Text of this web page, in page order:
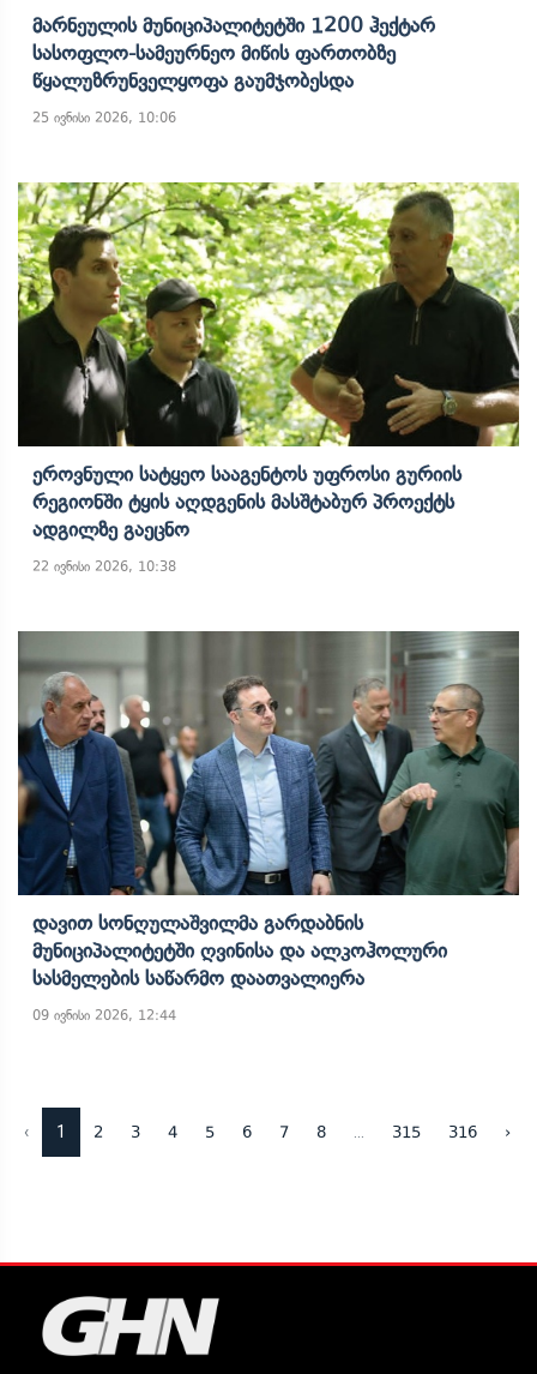
Მარნეულის Მუნიციპალიტეტში 1200 Ჰექტარ
Სასოფლო-Სამეურნეო Მიწის Ფართობზე
Წყალუზრუნველყოფა Გაუმჯობესდა
25 ივნისი 2026, 10:06
Ეროვნული Სატყეო Სააგენტოს Უფროსი Გურიის
Რეგიონში Ტყის Აღდგენის Მასშტაბურ Პროექტს
Ადგილზე Გაეცნო
22 ივნისი 2026, 10:38
Დავით Სონღულაშვილმა Გარდაბნის
Მუნიციპალიტეტში Ღვინისა Და Ალკოჰოლური
Სასმელების Საწარმო Დაათვალიერა
09 ივნისი 2026, 12:44
‹ 1 2 3 4 5 6 7 8 315 316 ›